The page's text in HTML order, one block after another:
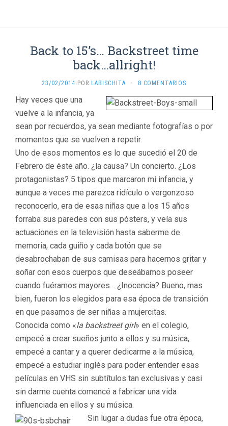
Back to 15’s… Backstreet time
back…allright!
23/02/2014 POR LABISCHITA · 8 COMENTARIOS
Hay veces que una
vuelve a la infancia, ya
sean por recuerdos, ya sean mediante fotografías o por
momentos que se vuelven a repetir.
Uno de esos momentos es lo que sucedió el 20 de
Febrero de éste año. ¿la causa? Un concierto. ¿Los
protagonistas? 5 tipos que marcaron mi infancia, y
aunque a veces me parezca ridículo o vergonzoso
reconocerlo, era de esas niñas que a los 15 años
forraba sus paredes con sus pósters, y veía sus
actuaciones en la televisión hasta saberme de
memoria, cada guiño y cada botón que se
desabrochaban de sus camisas para hacernos gritar y
soñar con esos cuerpos que deseábamos poseer
cuando fuéramos mayores… ¿Inocencia? Bueno, mas
bien, fueron los elegidos para esa época de transición
en que pasamos de ser niñas a mujercitas.
Conocida como «la backstreet girl» en el colegio,
empecé a crear sueños junto a ellos y su música,
empecé a cantar y a querer dedicarme a la música,
empecé a estudiar inglés para poder entender esas
películas en VHS sin subtítulos tan exclusivas y casi
sin darme cuenta comencé a fabricar una vida
influenciada en ellos y su música.
Sin lugar a dudas fue otra época,